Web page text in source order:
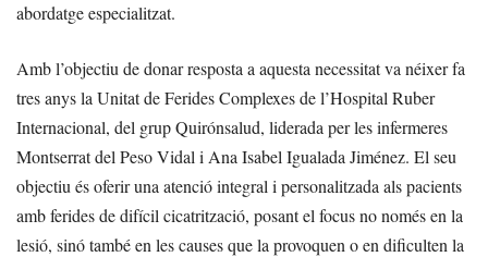
abordatge especialitzat.
Amb l’objectiu de donar resposta a aquesta necessitat va néixer fa
tres anys la Unitat de Ferides Complexes de l’Hospital Ruber
Internacional, del grup Quirónsalud, liderada per les infermeres
Montserrat del Peso Vidal i Ana Isabel Igualada Jiménez. El seu
objectiu és oferir una atenció integral i personalitzada als pacients
amb ferides de difícil cicatrització, posant el focus no només en la
lesió, sinó també en les causes que la provoquen o en dificulten la